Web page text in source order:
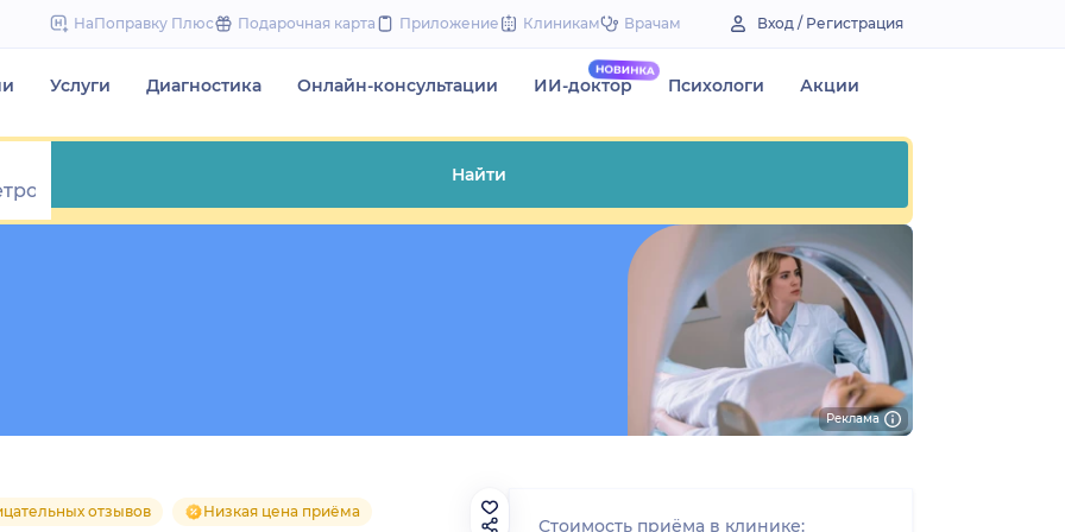
to
НаПоправку Плюс Подарочная карта Приложение Клиникам Врачам Вход / Регистрация
Услуги Диагностика Онлайн-консультации ИИ-доктор Психологи Акции
Найти
отзывов Низкая цена приёма
Стоимость приёма в клинике:
Реклама